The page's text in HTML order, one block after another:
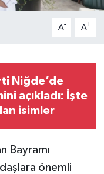
A- A+
Niğde’de
açıkladı: İşte
isimler
Bayramı
önemli